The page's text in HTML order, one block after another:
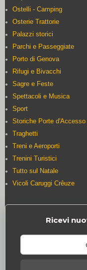
Ostelli - Camping
Osterie Trattorie
Palazzi storici
Parchi e Passeggiate
Porto di Genova
Rifugi e Bivacchi
Sagre e Feste
Spettacoli e Musica
Sport
Storiche Porte d'Accesso
Traghetti
Treni e Aeroporti
Trenini Turistici
Tutto sul Natale
Vicoli Caruggi Crêuze
Ricevi